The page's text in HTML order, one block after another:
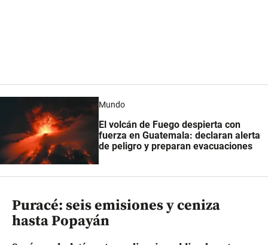
Mundo
El volcán de Fuego despierta con
fuerza en Guatemala: declaran alerta
de peligro y preparan evacuaciones
Puracé: seis emisiones y ceniza
hasta Popayán